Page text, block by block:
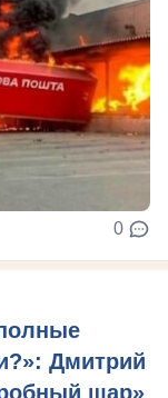
0
Дмитрий
шар»